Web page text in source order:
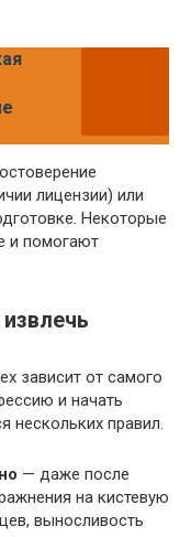
лицензии) или
Некоторые
и помогают
зависит от самого
и начать
нескольких правил.
— даже после
на кистевую
выносливость